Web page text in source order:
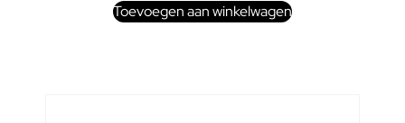
Toevoegen aan winkelwagen